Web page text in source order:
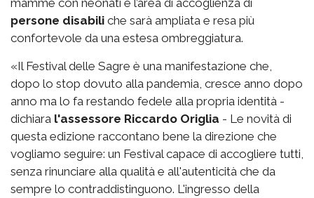
persone disabili che sarà ampliata e resa più
confortevole da una estesa ombreggiatura.
«Il Festival delle Sagre è una manifestazione che,
dopo lo stop dovuto alla pandemia, cresce anno dopo
anno ma lo fa restando fedele alla propria identità -
dichiara l'assessore Riccardo Origlia - Le novità di
questa edizione raccontano bene la direzione che
vogliamo seguire: un Festival capace di accogliere tutti,
senza rinunciare alla qualità e all'autenticità che da
sempre lo contraddistinguono. L'ingresso della